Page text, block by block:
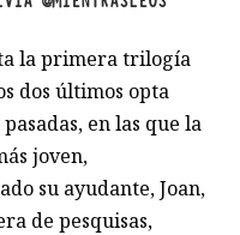
la primera trilogía
dos últimos opta
en las que la
joven,
su ayudante, Joan,
de pesquisas,